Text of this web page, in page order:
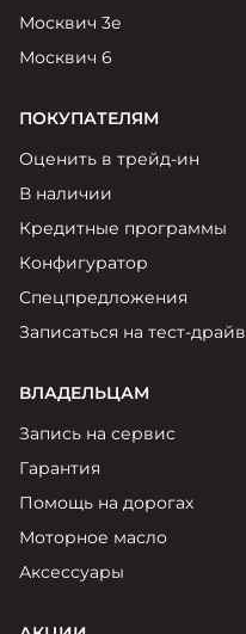
Москвич 3е
Москвич 6
ПОКУПАТЕЛЯМ
Оценить в трейд-ин
В наличии
Кредитные программы
Конфигуратор
Спецпредложения
Записаться на тест-драйв
ВЛАДЕЛЬЦАМ
Запись на сервис
Гарантия
Помощь на дорогах
Моторное масло
Аксессуары